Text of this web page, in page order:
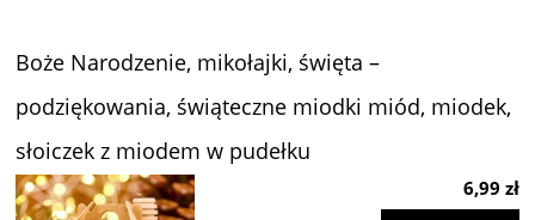
Boże Narodzenie, mikołajki, święta –
podziękowania, świąteczne miodki miód, miodek,
słoiczek z miodem w pudełku
6,99 zł